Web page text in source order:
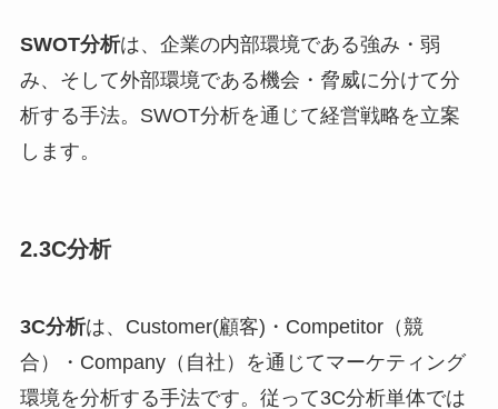
SWOT分析は、企業の内部環境である強み・弱
み、そして外部環境である機会・脅威に分けて分
析する手法。SWOT分析を通じて経営戦略を立案
します。
2.3C分析
3C分析は、Customer(顧客)・Competitor（競
合）・Company（自社）を通じてマーケティング
環境を分析する手法です。従って3C分析単体では